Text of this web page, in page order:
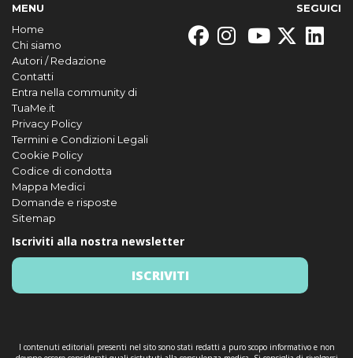
MENU
Home
Chi siamo
Autori / Redazione
Contatti
Entra nella community di
TuaMe.it
Privacy Policy
Termini e Condizioni Legali
Cookie Policy
Codice di condotta
Mappa Medici
Domande e risposte
Sitemap
SEGUICI
Iscriviti alla nostra newsletter
ISCRIVITI
I contenuti editoriali presenti nel sito sono stati redatti a puro scopo informativo e non